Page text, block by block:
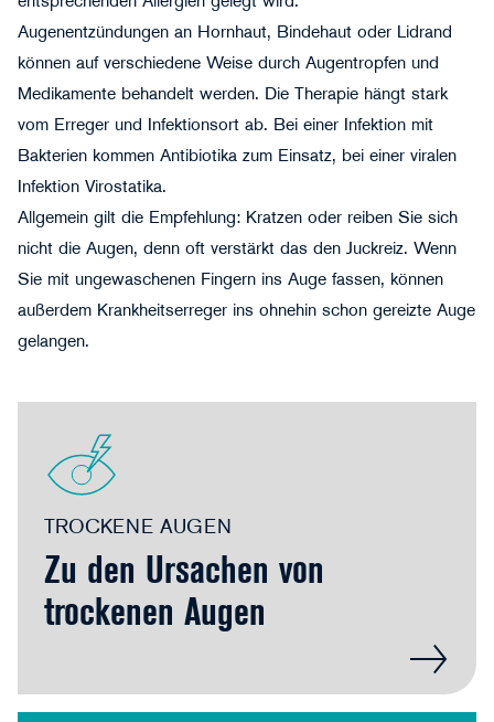
Augenentzündungen an Hornhaut, Bindehaut oder Lidrand
können auf verschiedene Weise durch Augentropfen und
Medikamente behandelt werden. Die Therapie hängt stark
vom Erreger und Infektionsort ab. Bei einer Infektion mit
Bakterien kommen Antibiotika zum Einsatz, bei einer viralen
Infektion Virostatika.
Allgemein gilt die Empfehlung: Kratzen oder reiben Sie sich
nicht die Augen, denn oft verstärkt das den Juckreiz. Wenn
Sie mit ungewaschenen Fingern ins Auge fassen, können
außerdem Krankheitserreger ins ohnehin schon gereizte Auge
gelangen.
TROCKENE AUGEN
Zu den Ursachen von
trockenen Augen